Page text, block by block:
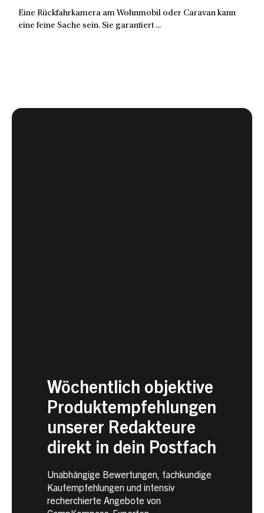
Eine Rückfahrkamera am Wohnmobil oder Caravan kann
eine feine Sache sein. Sie garantiert ...
Wöchentlich objektive
Produktempfehlungen
unserer Redakteure
direkt in dein Postfach
Unabhängige Bewertungen, fachkundige
Kaufempfehlungen und intensiv
recherchierte Angebote von